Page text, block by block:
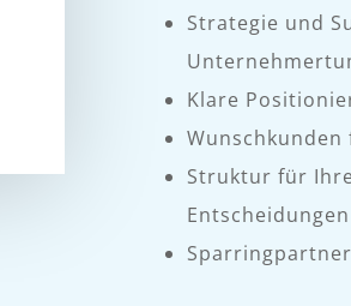
Strategie und
Klare
Struktur für
Entscheidungen